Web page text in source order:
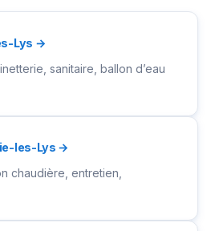
Lys →
sanitaire, ballon d’eau
les-Lys →
chaudière, entretien,